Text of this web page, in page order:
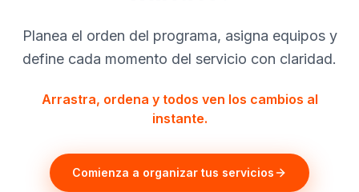
Planea el orden del programa, asigna equipos y
define cada momento del servicio con claridad.
Arrastra, ordena y todos ven los cambios al
instante.
Comienza a organizar tus servicios